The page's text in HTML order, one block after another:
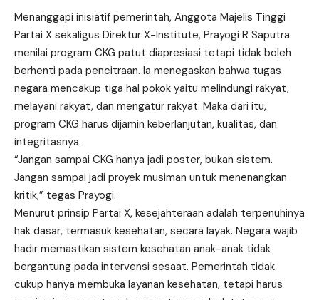
Menanggapi inisiatif pemerintah, Anggota Majelis Tinggi
Partai X sekaligus Direktur X-Institute, Prayogi R Saputra
menilai program CKG patut diapresiasi tetapi tidak boleh
berhenti pada pencitraan. Ia menegaskan bahwa tugas
negara mencakup tiga hal pokok yaitu melindungi rakyat,
melayani rakyat, dan mengatur rakyat. Maka dari itu,
program CKG harus dijamin keberlanjutan, kualitas, dan
integritasnya.
“Jangan sampai CKG hanya jadi poster, bukan sistem.
Jangan sampai jadi proyek musiman untuk menenangkan
kritik,” tegas Prayogi.
Menurut prinsip Partai X, kesejahteraan adalah terpenuhinya
hak dasar, termasuk kesehatan, secara layak. Negara wajib
hadir memastikan sistem kesehatan anak-anak tidak
bergantung pada intervensi sesaat. Pemerintah tidak
cukup hanya membuka layanan kesehatan, tetapi harus